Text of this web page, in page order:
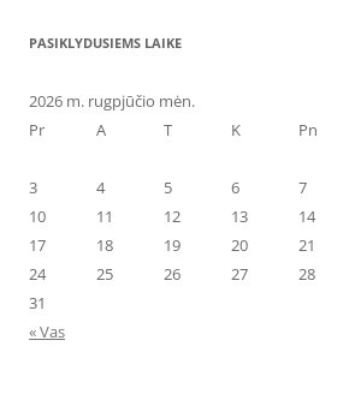
PASIKLYDUSIEMS LAIKE
2026 m. rugpjūčio mėn.
Pr
A T K Pn
3
4 5 6 7
10
11 12 13 14
17
18 19 20 21
24
25 26 27 28
31
« Vas